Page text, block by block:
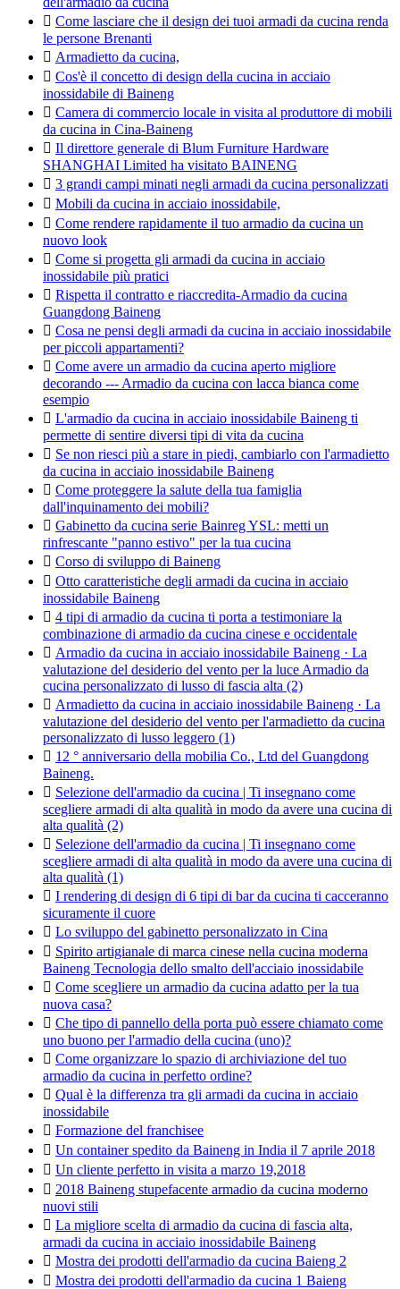
 Come lasciare che il design dei tuoi armadi da cucina renda
le persone Brenanti
 Armadietto da cucina,
 Cos'è il concetto di design della cucina in acciaio
inossidabile di Baineng
 Camera di commercio locale in visita al produttore di mobili
da cucina in Cina-Baineng
 Il direttore generale di Blum Furniture Hardware
SHANGHAI Limited ha visitato BAINENG
 3 grandi campi minati negli armadi da cucina personalizzati
 Mobili da cucina in acciaio inossidabile,
 Come rendere rapidamente il tuo armadio da cucina un
nuovo look
 Come si progetta gli armadi da cucina in acciaio
inossidabile più pratici
 Rispetta il contratto e riaccredita-Armadio da cucina
Guangdong Baineng
 Cosa ne pensi degli armadi da cucina in acciaio inossidabile
per piccoli appartamenti?
 Come avere un armadio da cucina aperto migliore
decorando --- Armadio da cucina con lacca bianca come
esempio
 L'armadio da cucina in acciaio inossidabile Baineng ti
permette di sentire diversi tipi di vita da cucina
 Se non riesci più a stare in piedi, cambiarlo con l'armadietto
da cucina in acciaio inossidabile Baineng
 Come proteggere la salute della tua famiglia
dall'inquinamento dei mobili?
 Gabinetto da cucina serie Bainreg YSL: metti un
rinfrescante "panno estivo" per la tua cucina
 Corso di sviluppo di Baineng
 Otto caratteristiche degli armadi da cucina in acciaio
inossidabile Baineng
 4 tipi di armadio da cucina ti porta a testimoniare la
combinazione di armadio da cucina cinese e occidentale
 Armadio da cucina in acciaio inossidabile Baineng · La
valutazione del desiderio del vento per la luce Armadio da
cucina personalizzato di lusso di fascia alta (2)
 Armadietto da cucina in acciaio inossidabile Baineng · La
valutazione del desiderio del vento per l'armadietto da cucina
personalizzato di lusso leggero (1)
 12 ° anniversario della mobilia Co., Ltd del Guangdong
Baineng.
 Selezione dell'armadio da cucina | Ti insegnano come
scegliere armadi di alta qualità in modo da avere una cucina di
alta qualità (2)
 Selezione dell'armadio da cucina | Ti insegnano come
scegliere armadi di alta qualità in modo da avere una cucina di
alta qualità (1)
 I rendering di design di 6 tipi di bar da cucina ti cacceranno
sicuramente il cuore
 Lo sviluppo del gabinetto personalizzato in Cina
 Spirito artigianale di marca cinese nella cucina moderna
Baineng Tecnologia dello smalto dell'acciaio inossidabile
 Come scegliere un armadio da cucina adatto per la tua
nuova casa?
 Che tipo di pannello della porta può essere chiamato come
uno buono per l'armadio della cucina (uno)?
 Come organizzare lo spazio di archiviazione del tuo
armadio da cucina in perfetto ordine?
 Qual è la differenza tra gli armadi da cucina in acciaio
inossidabile
 Formazione del franchisee
 Un container spedito da Baineng in India il 7 aprile 2018
 Un cliente perfetto in visita a marzo 19,2018
 2018 Baineng stupefacente armadio da cucina moderno
nuovi stili
 La migliore scelta di armadio da cucina di fascia alta,
armadi da cucina in acciaio inossidabile Baineng
 Mostra dei prodotti dell'armadio da cucina Baieng 2
 Mostra dei prodotti dell'armadio da cucina 1 Baieng